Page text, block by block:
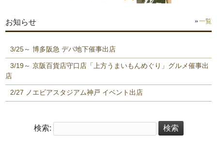
お知らせ 一覧
3/25～ 博多阪急 デパ地下催事出店
3/19～ 京阪百貨店守口店「上方うまいもんめぐり」グルメ催事出
店
2/27 ノエビアスタジアム神戸 イベント出店
検索: